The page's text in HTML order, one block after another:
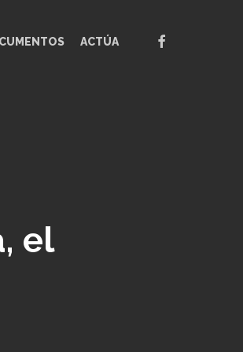
ACTÚA FACEBOOK
el